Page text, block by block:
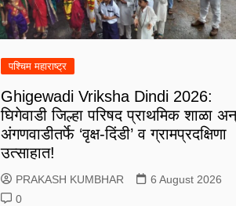
पश्चिम महाराष्ट्र
Ghigewadi Vriksha Dindi 2026:
घिगेवाडी जिल्हा परिषद प्राथमिक शाळा अन्
अंगणवाडीतर्फे ‘वृक्ष-दिंडी’ व ग्रामप्रदक्षिणा
उत्साहात!
PRAKASH KUMBHAR
6 August 2026
0